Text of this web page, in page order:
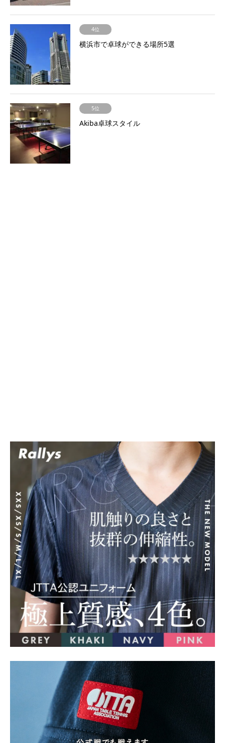
4位
横浜市で卓球ができる場所5選
5位
Akiba卓球スタイル